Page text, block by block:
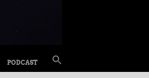
PODCAST
FOR:
Search Button